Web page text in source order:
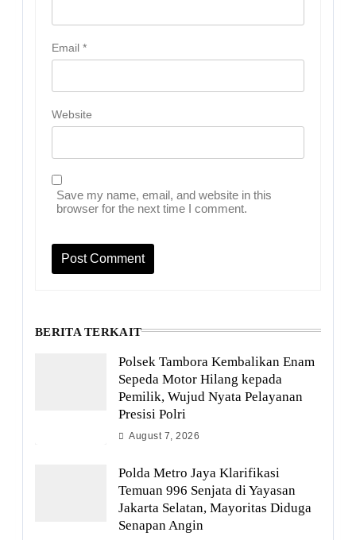
Email *
Website
Save my name, email, and website in this
browser for the next time I comment.
BERITA TERKAIT
Polsek Tambora Kembalikan Enam
Sepeda Motor Hilang kepada
Pemilik, Wujud Nyata Pelayanan
Presisi Polri
August 7, 2026
Polda Metro Jaya Klarifikasi
Temuan 996 Senjata di Yayasan
Jakarta Selatan, Mayoritas Diduga
Senapan Angin